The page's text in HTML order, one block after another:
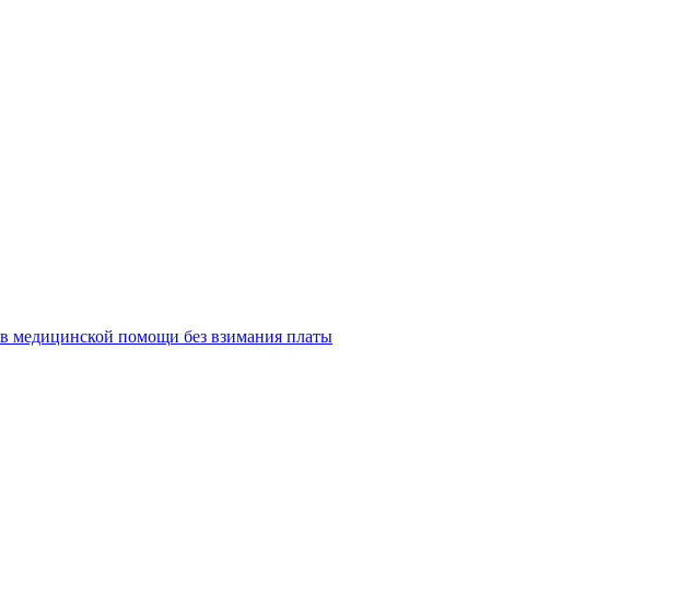
медицинской помощи без взимания платы